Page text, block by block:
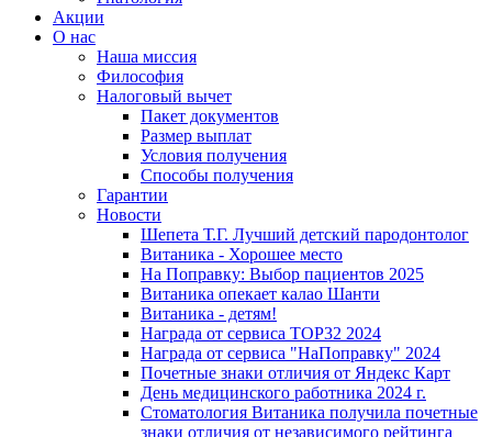
Акции
О нас
Наша миссия
Философия
Налоговый вычет
Пакет документов
Размер выплат
Условия получения
Способы получения
Гарантии
Новости
Шепета Т.Г. Лучший детский пародонтолог
Витаника - Хорошее место
На Поправку: Выбор пациентов 2025
Витаника опекает калао Шанти
Витаника - детям!
Награда от сервиса TOP32 2024
Награда от сервиса "НаПоправку" 2024
Почетные знаки отличия от Яндекс Карт
День медицинского работника 2024 г.
Стоматология Витаника получила почетные
знаки отличия от независимого рейтинга